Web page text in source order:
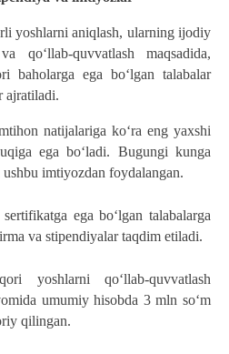
yoshlarni aniqlash, ularning ijodiy
qo‘llab-quvvatlash maqsadida,
baholarga ega bo‘lgan talabalar
ajratiladi.
natijalariga ko‘ra eng yaxshi
ega bo‘ladi. Bugungi kunga
imtiyozdan foydalangan.
ega bo‘lgan talabalarga
va stipendiyalar taqdim etiladi.
yoshlarni qo‘llab-quvvatlash
umumiy hisobda 3 mln soʻm
qilingan.